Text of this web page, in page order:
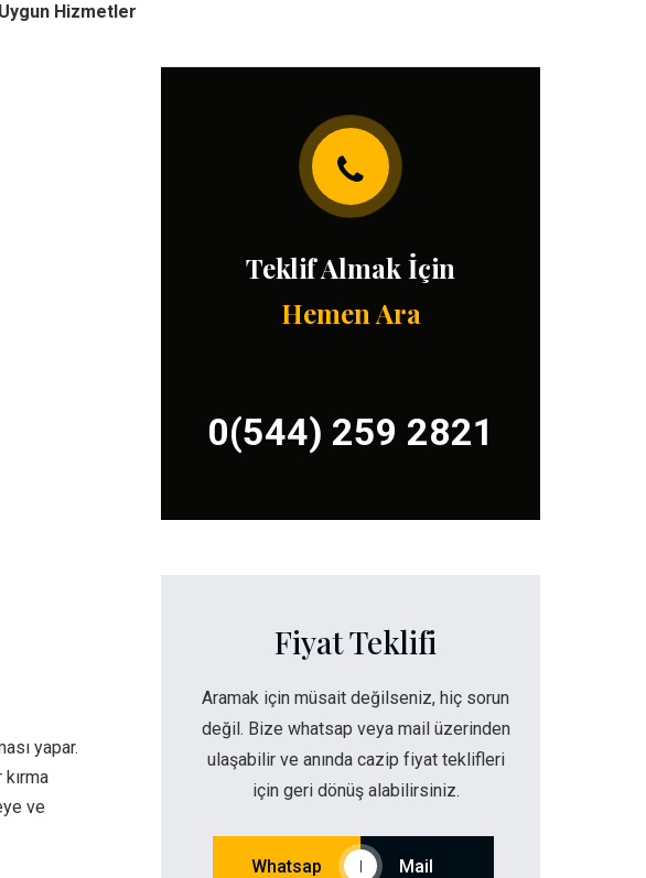
Hizmetler
yapar.
kırma
ve
Teklif Almak İçin
Hemen Ara
0(544) 259 2821
Fiyat Teklifi
Aramak için müsait değilseniz, hiç sorun
değil. Bize whatsap veya mail üzerinden
ulaşabilir ve anında cazip fiyat teklifleri
için geri dönüş alabilirsiniz.
Whatsap Mail